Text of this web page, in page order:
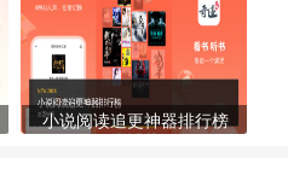
小说阅读追更神器排行榜